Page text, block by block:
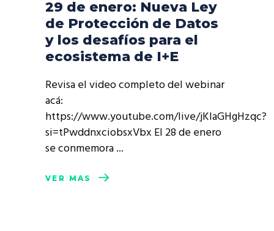
29 de enero: Nueva Ley
de Protección de Datos
y los desafíos para el
ecosistema de I+E
Revisa el video completo del webinar
acá:
https://www.youtube.com/live/jKlaGHgHzqc?
si=tPwddnxciobsxVbx El 28 de enero
se conmemora
VER MÁS